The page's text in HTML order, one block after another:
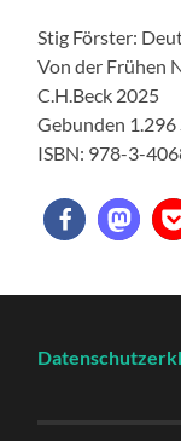
Stig Förster:
Von der Frühen
C.H.Beck 2025
Gebunden 1.296
ISBN: 978-3-